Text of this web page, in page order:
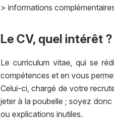
> informations
Le CV, quel intérêt ?
Le curriculum vitae, qui se
compétences et en vous
Celui-ci, chargé de votre
jeter à la poubelle ; soyez
ou explications inutiles.